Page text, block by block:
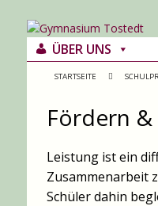
ÜBER UNS
STARTSEITE
Fördern
Leistung ist ein
Zusammenarbeit
Schüler dahin